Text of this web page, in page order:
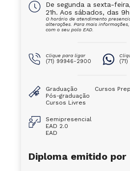
De segunda a sexta-
21h. Aos sábados, das 9h
O horário de atendimento
alterações. Para mais
com o seu polo EAD.
Clique para ligar
(71) 99946-2900
Graduação
Pós-graduação
Cursos Livres
Cursos
Semipresencial
EAD 2.0
EAD
Diploma emitido por